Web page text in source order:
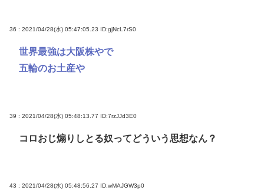
36 : 2021/04/28(水) 05:47:05.23 ID:gjNcL7rS0
世界最強は大阪株やで
五輪のお土産や
39 : 2021/04/28(水) 05:48:13.77 ID:7rzJJd3E0
コロおじ煽りしとる奴ってどういう思想なん？
43 : 2021/04/28(水) 05:48:56.27 ID:wMAJGW3p0